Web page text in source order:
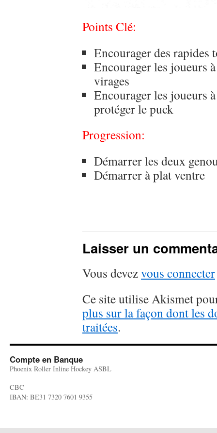
Points Clé:
Encourager des rapides
Encourager les joueurs
virages
Encourager les joueurs
protéger le puck
Progression:
Démarrer les deux
Démarrer à plat ventre
Laisser un
Vous devezvous connecter
Ce site utilise Akismet
plus sur la façon dont les
traitées.
Compte en Banque
Phoenix Roller Inline Hockey ASBL
CBC
IBAN: BE31 7320 7601 9355